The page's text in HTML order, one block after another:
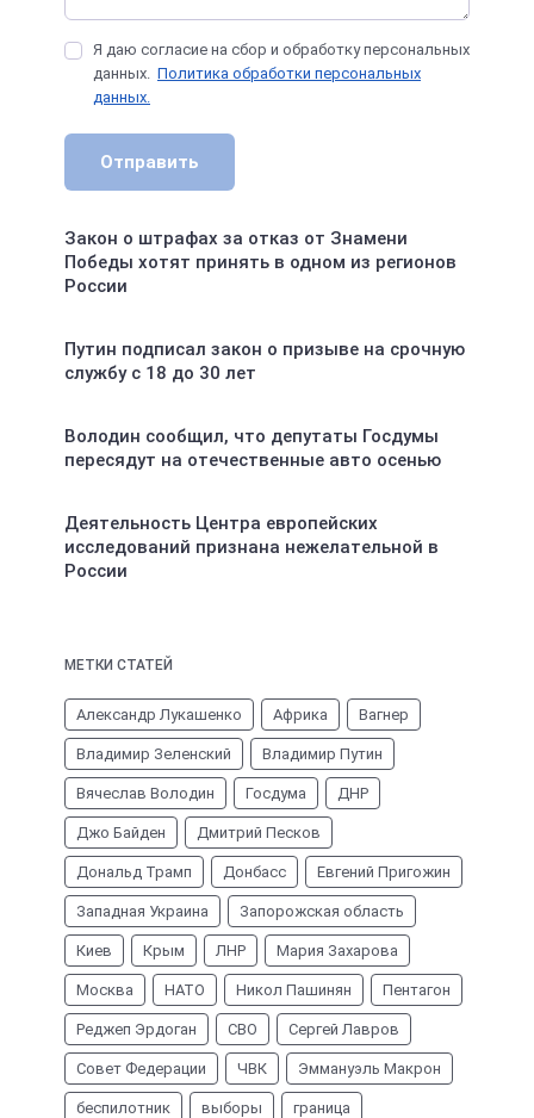
Я даю согласие на сбор и обработку персональных
данных. Политика обработки персональных
данных.
Отправить
Закон о штрафах за отказ от Знамени
Победы хотят принять в одном из регионов
России
Путин подписал закон о призыве на срочную
службу с 18 до 30 лет
Володин сообщил, что депутаты Госдумы
пересядут на отечественные авто осенью
Деятельность Центра европейских
исследований признана нежелательной в
России
МЕТКИ СТАТЕЙ
Александр Лукашенко Африка Вагнер
Владимир Зеленский Владимир Путин
Вячеслав Володин Госдума ДНР
Джо Байден Дмитрий Песков
Дональд Трамп Донбасс Евгений Пригожин
Западная Украина Запорожская область
Киев Крым ЛНР Мария Захарова
Москва НАТО Никол Пашинян Пентагон
Реджеп Эрдоган СВО Сергей Лавров
Совет Федерации ЧВК Эммануэль Макрон
беспилотник выборы граница